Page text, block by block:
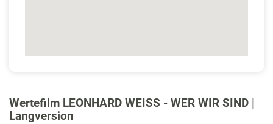
Wertefilm LEONHARD WEISS - WER WIR SIND |
Langversion